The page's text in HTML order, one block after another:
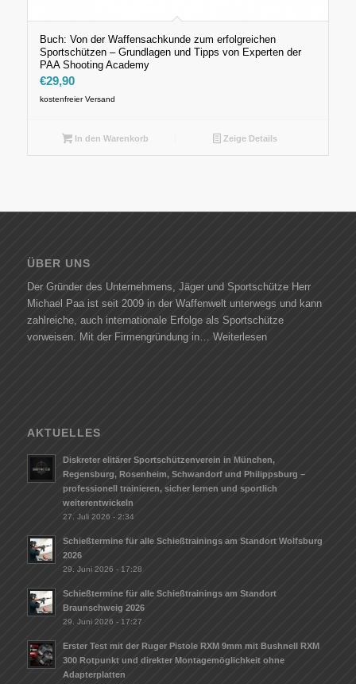
Buch: Von der Waffensachkunde zum erfolgreichen
Sportschützen – Grundlagen und Tipps von Experten der
PAA Shooting Academy
€29,90
kostenfreier Versand
In den Warenkorb Zeige Details
ÜBER UNS
Der Gründer des Unternehmens, Jäger und Sportschütze Herr
Michael Paa ist seit 2009 in der Waffenwelt unterwegs und kann
zahlreiche, auch internationale Erfolge als Sportschütze
vorweisen. Mit der Firmengründung in… Weiterlesen
AKTUELLES
Diskreter elitärer Sportschützenverein in München,
Regensburg, Rosenheim, Schwandorf und Philippsburg –
professionell trainieren, sicher lernen und sportlich
weiterentwickeln
27. Juli 2026 - 2:34
Schießtermine für alle Schießtrainings am Standort Wolfsburg
2026
29. Juni 2026 - 17:28
Schießtermine für alle Schießtrainings am Standort
Braunschweig 2026
29. Juni 2026 - 17:27
Erster Test mit der Ruger Pistole RXM 9mm mit Bushnell RXM
300 Rotpunkt und direkter Montagemöglichkeit ohne
Adapterplatten